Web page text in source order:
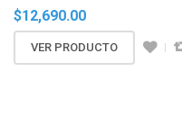
$12,690.00
VER PRODUCTO